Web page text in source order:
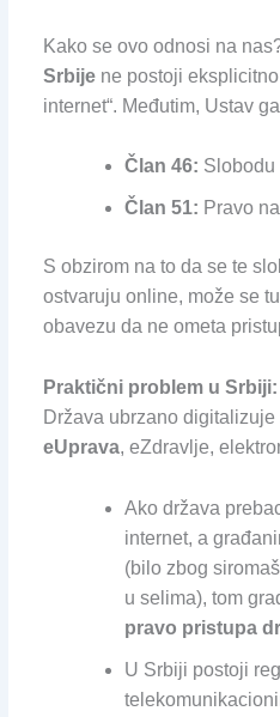
Kako se ovo odnosi na
Srbijene postoji eksplicitno
internet“. Međutim, Ustav
Član 46: Slobodu
Član 51: Pravo
S obzirom na to da se te
ostvaruju online, može se
obavezu da ne ometa
Praktični problem u Srbiji:
Država ubrzano digitalizuje
eUprava, eZdravlje,
Ako država
internet, a
(bilo zbog
u selima), tom
pravo pristupa
U Srbiji postoji